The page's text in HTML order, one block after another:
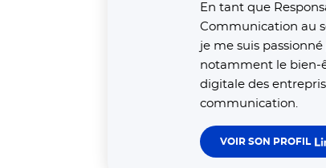
En tant que
Communication au
je me suis
notamment le bien-
digitale des
communication.
VOIR SON PROFIL